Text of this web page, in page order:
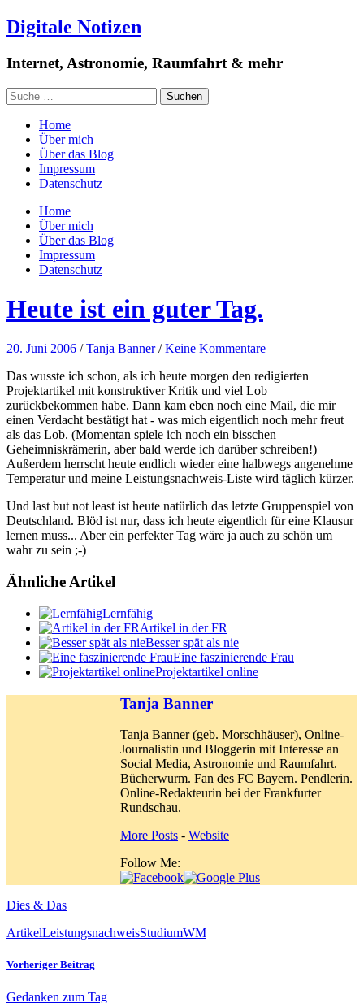
Digitale Notizen
Internet, Astronomie, Raumfahrt & mehr
Home
Über mich
Über das Blog
Impressum
Datenschutz
Home
Über mich
Über das Blog
Impressum
Datenschutz
Heute ist ein guter Tag.
20. Juni 2006 /Tanja Banner /Keine Kommentare
Das wusste ich schon, als ich heute morgen den redigierten
Projektartikel mit konstruktiver Kritik und viel Lob
zurückbekommen habe. Dann kam eben noch eine Mail, die mir
einen Verdacht bestätigt hat - was mich eigentlich noch mehr freut
als das Lob. (Momentan spiele ich noch ein bisschen
Geheimniskrämerin, aber bald werde ich darüber schreiben!)
Außerdem herrscht heute endlich wieder eine halbwegs angenehme
Temperatur und meine Leistungsnachweis-Liste wird täglich kürzer.
Und last but not least ist heute natürlich das letzte Gruppenspiel von
Deutschland. Blöd ist nur, dass ich heute eigentlich für eine Klausur
lernen muss... Aber ein perfekter Tag wäre ja auch zu schön um
wahr zu sein ;-)
Ähnliche Artikel
Lernfähig
Artikel in der FR
Besser spät als nie
Eine faszinierende Frau
Projektartikel online
Tanja Banner
Tanja Banner (geb. Morschhäuser), Online-
Journalistin und Bloggerin mit Interesse an
Social Media, Astronomie und Raumfahrt.
Bücherwurm. Fan des FC Bayern. Pendlerin.
Online-Redakteurin bei der Frankfurter
Rundschau.
More Posts - Website
Follow Me:
Dies & Das
ArtikelLeistungsnachweisStudiumWM
Vorheriger Beitrag
Gedanken zum Tag